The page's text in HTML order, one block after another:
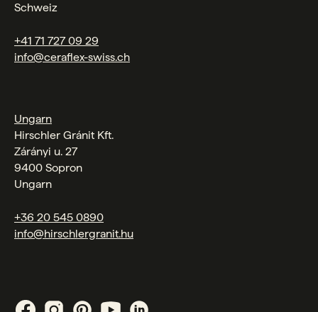
Schweiz
+41 71 727 09 29
info@ceraflex-swiss.ch
Ungarn
Hirschler Gránit Kft.
Zárányi u. 27
9400 Sopron
Ungarn
+36 20 545 0890
info@hirschlergranit.hu